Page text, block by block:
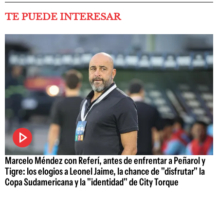
TE PUEDE INTERESAR
Marcelo Méndez con Referí, antes de enfrentar a Peñarol y
Tigre: los elogios a Leonel Jaime, la chance de "disfrutar" la
Copa Sudamericana y la "identidad" de City Torque